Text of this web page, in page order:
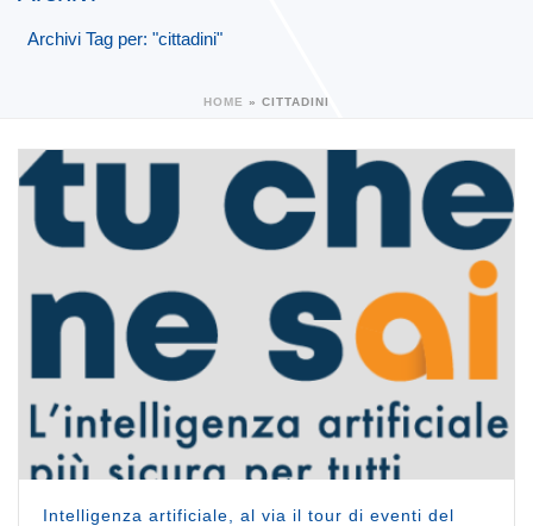
Archivi Tag per: "cittadini"
HOME » CITTADINI
Intelligenza artificiale, al via il tour di eventi del